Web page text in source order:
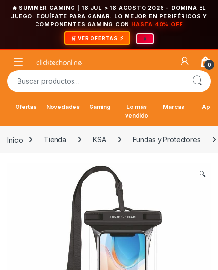
🔥 SUMMER GAMING | 18 JUL > 18 AGOSTO 2026 - DOMINA EL
JUEGO. EQUÍPATE PARA GANAR. LO MEJOR EN PERIFÉRICOS Y
COMPONENTES GAMING CON HASTA 40% OFF
🛒 VER OFERTAS ×
Open 0
Buscar por:
Ofertas Novedades Gaming
Lo más
vendido
Marcas
Inicio Tienda KSA Fundas y Protectores
🔍